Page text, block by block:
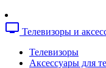
tv Телевизоры и
Телевизоры
Аксессуары для